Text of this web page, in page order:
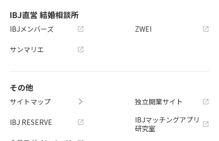
IBJ直営 結婚相談所
IBJメンバーズ
サンマリエ
ZWEI
その他
サイトマップ
IBJ RESERVE
独立開業サイト
IBJマッチングアプリ
研究室